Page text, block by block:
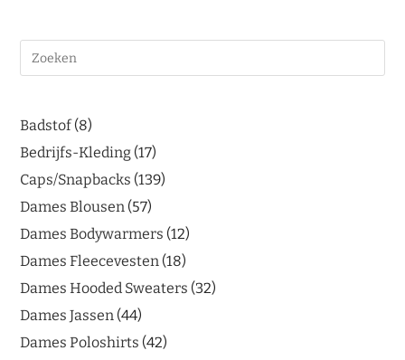
Badstof 8
Bedrijfs-Kleding 17
Caps/Snapbacks 139
Dames Blousen 57
Dames Bodywarmers 12
Dames Fleecevesten 18
Dames Hooded Sweaters 32
Dames Jassen 44
Dames Poloshirts 42